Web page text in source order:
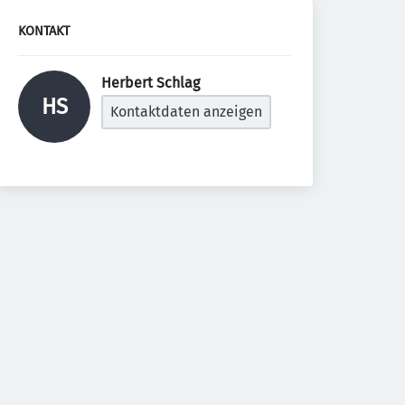
KONTAKT
HS
Herbert Schlag
Kontaktdaten anzeigen